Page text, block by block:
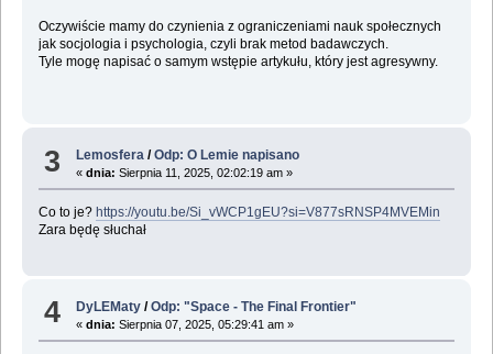
Oczywiście mamy do czynienia z ograniczeniami nauk społecznych
jak socjologia i psychologia, czyli brak metod badawczych.
Tyle mogę napisać o samym wstępie artykułu, który jest agresywny.
3 Lemosfera /Odp: O Lemie napisano
«dnia: Sierpnia 11, 2025, 02:02:19 am »
Co to je? https://youtu.be/Si_vWCP1gEU?si=V877sRNSP4MVEMin
Zara będę słuchał
4 DyLEMaty /Odp: "Space - The Final Frontier"
«dnia: Sierpnia 07, 2025, 05:29:41 am »